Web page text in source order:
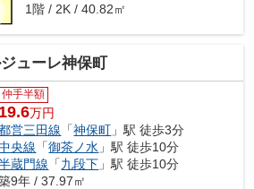
1階 / 2K / 40.82㎡
ューレ神保町
仲手半額
19.6万円
営三田線 「神保町 」駅 徒歩3分
央線 「御茶ノ水 」駅 徒歩10分
蔵門線 「九段下 」駅 徒歩10分
9年 / 37.97㎡